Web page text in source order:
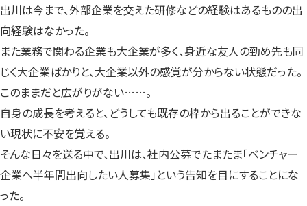
出川は今まで、外部企業を交えた研修などの経験はあるものの出
向経験はなかった。
また業務で関わる企業も大企業が多く、身近な友人の勤め先も同
じく大企業ばかりと、大企業以外の感覚が分からない状態だった。
このままだと広がりがない……。
自身の成長を考えると、どうしても既存の枠から出ることができな
い現状に不安を覚える。
そんな日々を送る中で、出川は、社内公募でたまたま「ベンチャー
企業へ半年間出向したい人募集」という告知を目にすることにな
った。